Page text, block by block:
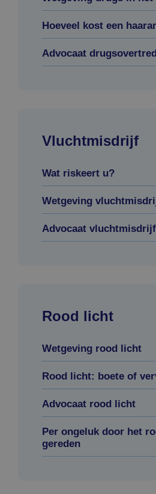
Hoeveel kost een
Advocaat
Vluchtmisdrijf
Wat riskeert u?
Wetgeving
Advocaat vluchtmisdrijf
Rood licht
Wetgeving rood licht
Rood licht: boete of
Advocaat rood licht
Per ongeluk door het
gereden